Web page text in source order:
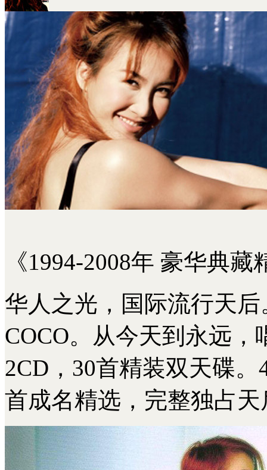
《1994-2008年 豪华典藏
华人之光，国际流行天
COCO。从今天到永远
2CD，30首精装双天碟
首成名精选，完整独占